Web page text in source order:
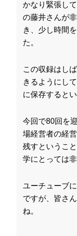
かなり緊張し
の藤井さんが
き、少し時間
た。
この収録はし
きるようにし
に保存すると
今回で80回を
場経営者の経
残すというこ
学にとっては
ユーチューブ
ですが、皆さ
ね。